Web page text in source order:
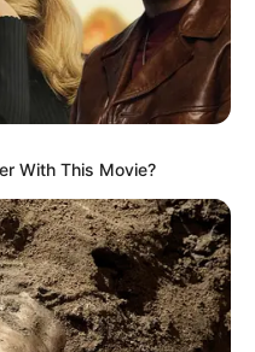
With This Movie?